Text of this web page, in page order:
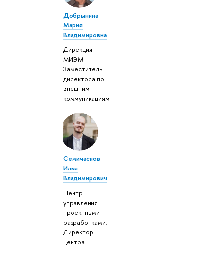
Добрынина
Мария
Владимировна
Дирекция
МИЭМ:
Заместитель
директора по
внешним
коммуникациям
Семичаснов
Илья
Владимирович
Центр
управления
проектными
разработками:
Директор
центра